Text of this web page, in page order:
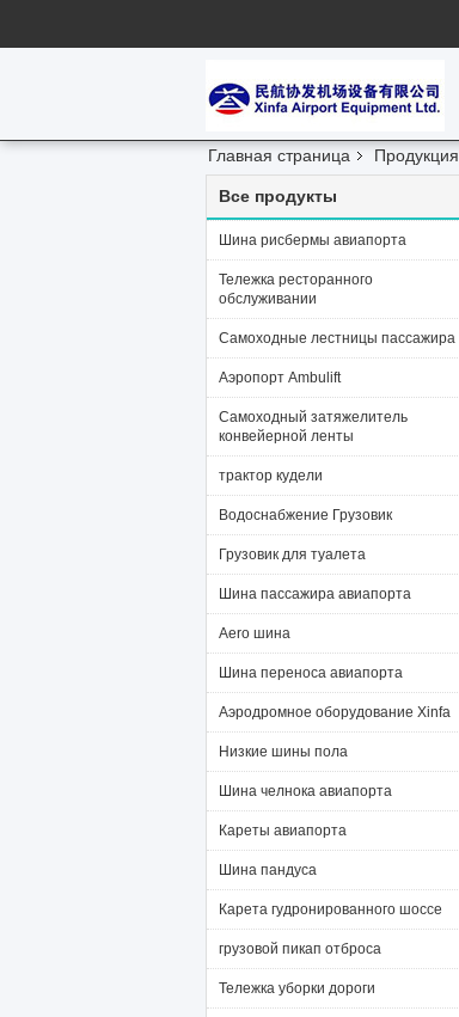
Главная страница Продукция
Все продукты
Шина рисбермы авиапорта
Тележка ресторанного
обслуживании
Самоходные лестницы пассажира
Аэропорт Ambulift
Самоходный затяжелитель
конвейерной ленты
трактор кудели
Водоснабжение Грузовик
Грузовик для туалета
Шина пассажира авиапорта
Aero шина
Шина переноса авиапорта
Аэродромное оборудование Xinfa
Низкие шины пола
Шина челнока авиапорта
Кареты авиапорта
Шина пандуса
Карета гудронированного шоссе
грузовой пикап отброса
Тележка уборки дороги